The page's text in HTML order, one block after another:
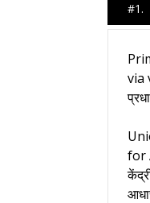
#1.
via
for